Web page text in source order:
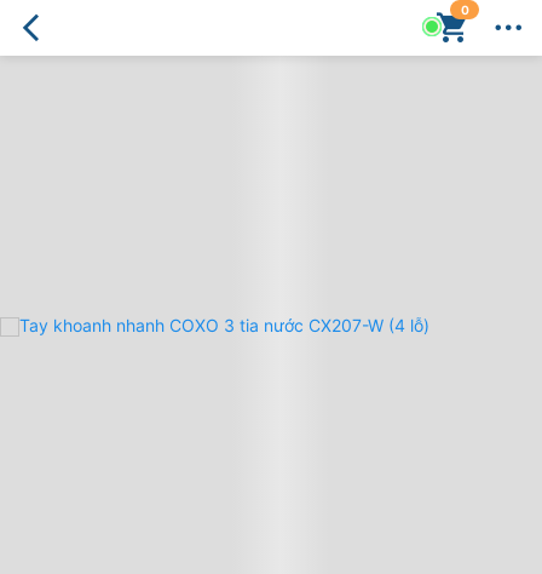
0
Tay
nước